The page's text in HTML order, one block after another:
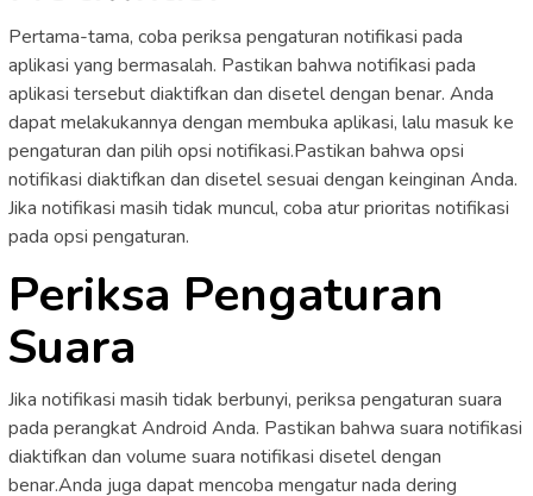
Pertama-tama, coba periksa pengaturan notifikasi pada
aplikasi yang bermasalah. Pastikan bahwa notifikasi pada
aplikasi tersebut diaktifkan dan disetel dengan benar. Anda
dapat melakukannya dengan membuka aplikasi, lalu masuk ke
pengaturan dan pilih opsi notifikasi.Pastikan bahwa opsi
notifikasi diaktifkan dan disetel sesuai dengan keinginan Anda.
Jika notifikasi masih tidak muncul, coba atur prioritas notifikasi
pada opsi pengaturan.
Periksa Pengaturan
Suara
Jika notifikasi masih tidak berbunyi, periksa pengaturan suara
pada perangkat Android Anda. Pastikan bahwa suara notifikasi
diaktifkan dan volume suara notifikasi disetel dengan
benar.Anda juga dapat mencoba mengatur nada dering